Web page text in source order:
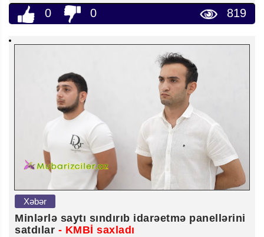
0 0 819
Xəbər
Minlərlə saytı sındırıb idarəetmə panellərini
satdılar - KMBİ saxladı